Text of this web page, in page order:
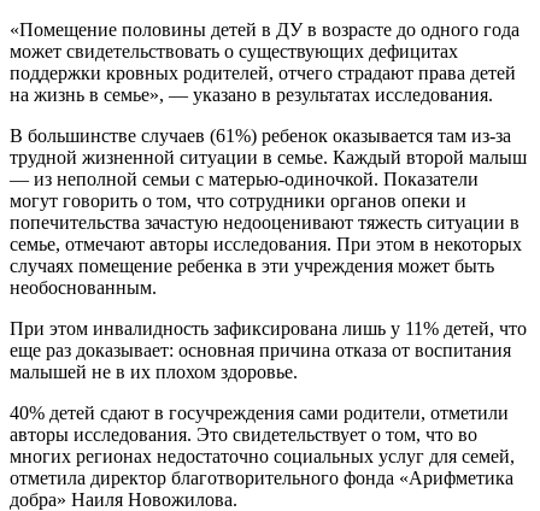
«Помещение половины детей в ДУ в возрасте до одного года
может свидетельствовать о существующих дефицитах
поддержки кровных родителей, отчего страдают права детей
на жизнь в семье», — указано в результатах исследования.
В большинстве случаев (61%) ребенок оказывается там из-за
трудной жизненной ситуации в семье. Каждый второй малыш
— из неполной семьи с матерью-одиночкой. Показатели
могут говорить о том, что сотрудники органов опеки и
попечительства зачастую недооценивают тяжесть ситуации в
семье, отмечают авторы исследования. При этом в некоторых
случаях помещение ребенка в эти учреждения может быть
необоснованным.
При этом инвалидность зафиксирована лишь у 11% детей, что
еще раз доказывает: основная причина отказа от воспитания
малышей не в их плохом здоровье.
40% детей сдают в госучреждения сами родители, отметили
авторы исследования. Это свидетельствует о том, что во
многих регионах недостаточно социальных услуг для семей,
отметила директор благотворительного фонда «Арифметика
добра» Наиля Новожилова.